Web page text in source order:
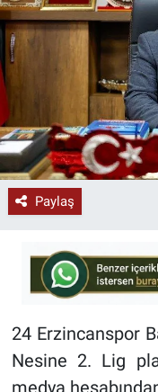
Paylaş
24 Erzincanspor
Nesine 2. Lig
medya
YAŞAM
RESMİ İLAN